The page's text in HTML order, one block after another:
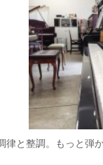
律と整調。もっと弾